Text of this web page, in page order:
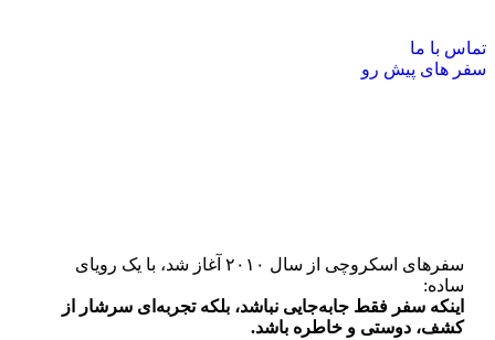
تماس با ما
سفر ‌های پیش رو
سفرهای اسکروچی از سال ۲۰۱۰ آغاز شد، با یک رویای
ساده:
اینکه سفر فقط جابه‌جایی نباشد، بلکه تجربه‌ای سرشار از
کشف، دوستی و خاطره باشد.